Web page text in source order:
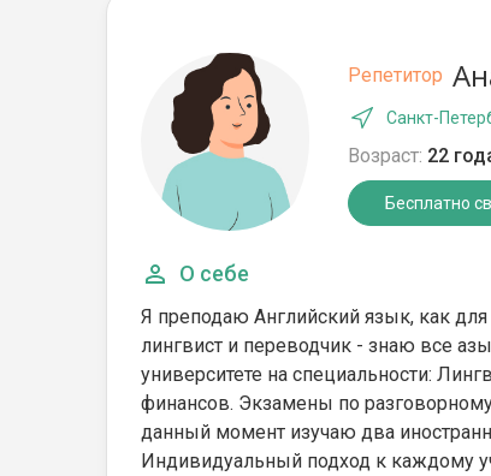
Репетитор
Санкт-
Возраст: 22
Бесплатно
О себе
Я преподаю Английский язык, как
лингвист и переводчик - знаю все
университете на специальности:
финансов. Экзамены по
данный момент изучаю два
Индивидуальный подход к каждому